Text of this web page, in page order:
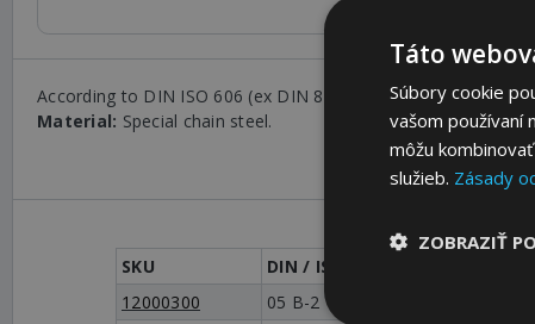
According to DIN ISO 606 (ex DIN 8187).
Material: Special chain steel.
SKU DIN / ISO-Nr.
12000300
05 B-2
Táto
Súbory cookie
vašom používaní
môžu
služieb. Zásady
ZOBRAZIŤ